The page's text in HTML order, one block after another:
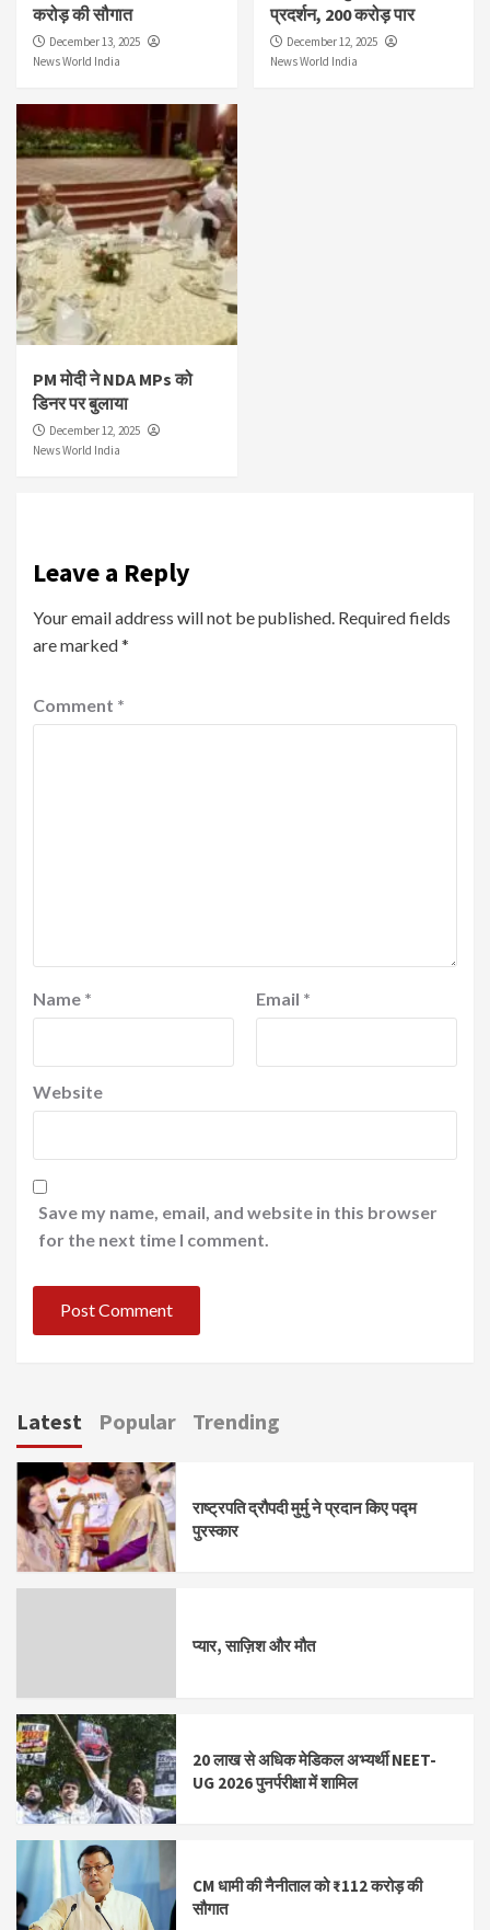
करोड़ की सौगात
December 13, 2025
News World India
प्रदर्शन, 200 करोड़ पार
December 12, 2025
News World India
PM मोदी ने NDA MPs को
डिनर पर बुलाया
December 12, 2025
News World India
Leave a Reply
Your email address will not be published. Required fields
are marked*
Comment *
Name * Email *
Website
Save my name, email, and website in this browser
for the next time I comment.
Latest Popular Trending
राष्ट्रपति द्रौपदी मुर्मु ने प्रदान किए पद्म
पुरस्कार
प्यार, साज़िश और मौत
20 लाख से अधिक मेडिकल अभ्यर्थी NEET-
UG 2026 पुनर्परीक्षा में शामिल
CM धामी की नैनीताल को ₹112 करोड़ की
सौगात